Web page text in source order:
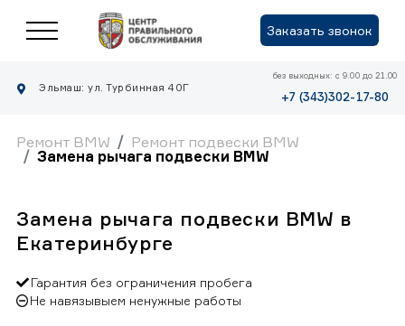
Заказать звонок
Эльмаш: ул. Турбинная 40Г
без выходных: с 9.00 до 21.00
+7 (343)302-17-80
Ремонт BMW
Ремонт подвески BMW
Замена рычага подвески BMW
Замена рычага подвески BMW в
Екатеринбурге
Гарантия без ограничения пробега
Не навязывыем ненужные работы